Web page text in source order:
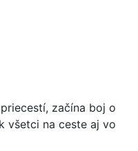
začína boj o
všetci na ceste aj vo